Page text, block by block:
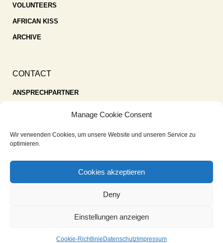
Manage Cookie Consent
Wir verwenden Cookies, um unsere Website und unseren Service zu
optimieren.
Cookies akzeptieren
Deny
Einstellungen anzeigen
Cookie-Richtlinie Datenschutz Impressum
VOLUNTEERS
AFRICAN KISS
ARCHIVE
CONTACT
ANSPRECHPARTNER
IMPRESSUM
COOKIE-RICHTLINIE (EU)
© AFRICAN INFORMATION MOVEMENT